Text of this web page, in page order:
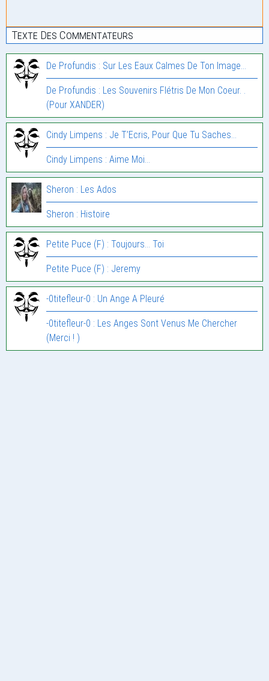
Texte Des Commentateurs
De Profundis : Sur Les Eaux Calmes De Ton Image…
De Profundis : Les Souvenirs Flétris De Mon Coeur. .
(Pour XANDER)
Cindy Limpens : Je T’Ecris, Pour Que Tu Saches…
Cindy Limpens : Aime Moi…
Sheron : Les Ados
Sheron : Histoire
Petite Puce (F) : Toujours… Toi
Petite Puce (F) : Jeremy
-0titefleur-0 : Un Ange A Pleuré
-0titefleur-0 : Les Anges Sont Venus Me Chercher
(Merci ! )